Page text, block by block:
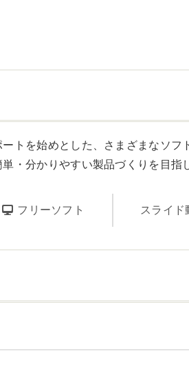
トを始めとした、さまざまなソ
・分かりやすい製品づくりを目指
フリーソフト スライド動画